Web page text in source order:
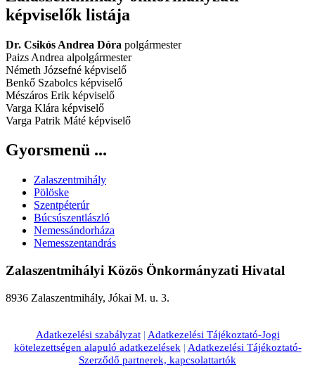
képviselők listája
Dr. Csikós Andrea Dóra polgármester
Paizs Andrea alpolgármester
Németh Józsefné képviselő
Benkő Szabolcs képviselő
Mészáros Erik képviselő
Varga Klára képviselő
Varga Patrik Máté képviselő
Gyorsmenü ...
Zalaszentmihály
Pölöske
Szentpéterúr
Búcsúszentlászló
Nemessándorháza
Nemesszentandrás
Zalaszentmihályi Közös Önkormányzati Hivatal
8936 Zalaszentmihály, Jókai M. u. 3.
Adatkezelési szabályzat| Adatkezelési Tájékoztató-Jogi
kötelezettségen alapuló adatkezelések | Adatkezelési Tájékoztató-
Szerződő partnerek, kapcsolattartók